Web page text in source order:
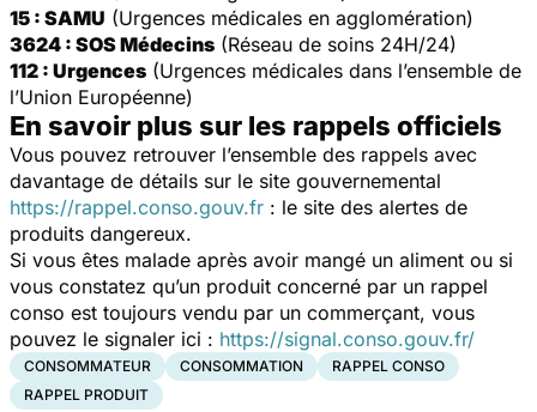
15 : SAMU (Urgences médicales en agglomération)
3624 : SOS Médecins (Réseau de soins 24H/24)
112 : Urgences (Urgences médicales dans l’ensemble de
l’Union Européenne)
En savoir plus sur les rappels officiels
Vous pouvez retrouver l’ensemble des rappels avec
davantage de détails sur le site gouvernemental
https://rappel.conso.gouv.fr : le site des alertes de
produits dangereux.
Si vous êtes malade après avoir mangé un aliment ou si
vous constatez qu’un produit concerné par un rappel
conso est toujours vendu par un commerçant, vous
pouvez le signaler ici : https://signal.conso.gouv.fr/
CONSOMMATEUR CONSOMMATION
RAPPEL CONSO
RAPPEL PRODUIT